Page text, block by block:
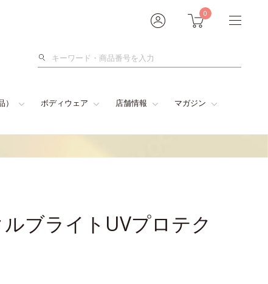
0
検
ボディウェア 店舗情報 マガジン
ブライトUVプロテク